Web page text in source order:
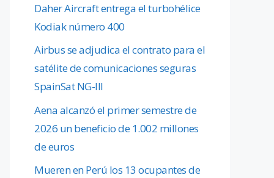
Daher Aircraft entrega el turbohélice
Kodiak número 400
Airbus se adjudica el contrato para el
satélite de comunicaciones seguras
SpainSat NG-III
Aena alcanzó el primer semestre de
2026 un beneficio de 1.002 millones
de euros
Mueren en Perú los 13 ocupantes de